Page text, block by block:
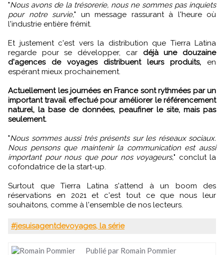
"Nous avons de la trésorerie, nous ne sommes pas inquiets
pour notre survie," un message rassurant à l'heure où
l'industrie entière frémit.
Et justement c'est vers la distribution que Tierra Latina
regarde pour se développer, car déjà une douzaine
d'agences de voyages distribuent leurs produits, en
espérant mieux prochainement.
Actuellement les journées en France sont rythmées par un
important travail effectué pour améliorer le référencement
naturel, la base de données, peaufiner le site, mais pas
seulement.
"Nous sommes aussi très présents sur les réseaux sociaux.
Nous pensons que maintenir la communication est aussi
important pour nous que pour nos voyageurs," conclut la
cofondatrice de la start-up.
Surtout que Tierra Latina s'attend à un boom des
réservations en 2021 et c'est tout ce que nous leur
souhaitons, comme à l'ensemble de nos lecteurs.
#jesuisagentdevoyages, la série
Publié par Romain Pommier